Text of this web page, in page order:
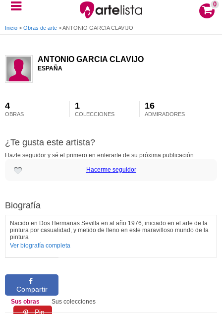
0
Inicio > Obras de arte >ANTONIO GARCIA CLAVIJO
ANTONIO GARCIA CLAVIJO
ESPAÑA
4
OBRAS
1
COLECCIONES
16
ADMIRADORES
¿Te gusta este artista?
Hazte seguidor y sé el primero en enterarte de su próxima publicación
Hacerme seguidor
Biografía
Nacido en Dos Hermanas Sevilla en al año 1976, iniciado en el arte de la
pintura por casualidad, y metido de lleno en este maravilloso mundo de la
pintura
Ver biografía completa
Compartir
Pin
Sus obras Sus colecciones